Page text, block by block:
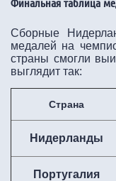
Финальная таблица
Сборные
медалей на
страны смогли
выглядит так:
Страна
Нидерланды
Португалия